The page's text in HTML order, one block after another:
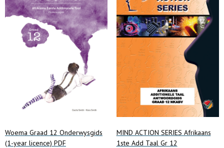
may
be
chosen
product
page
Woema Graad 12 Onderwysgids
(1-year licence) PDF
MIND ACTION SERIES Afrikaans
1ste Add Taal Gr 12